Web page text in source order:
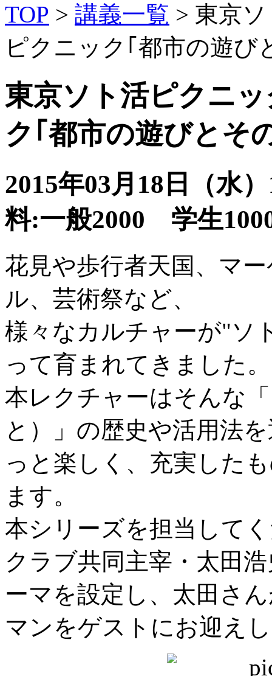
TOP > 講義一覧 > 東京
ピクニック｢都市の遊び
東京ソト活ピクニ
ク｢都市の遊びとそ
2015年03月18日（水
料:一般2000 学生
花見や歩行者天国、マ
ル、芸術祭など、
様々なカルチャーが"ソ
って育まれてきました。
本レクチャーはそんな
と）」の歴史や活用法
っと楽しく、充実した
ます。
本シリーズを担当して
クラブ共同主宰・太田
ーマを設定し、太田さ
マンをゲストにお迎え